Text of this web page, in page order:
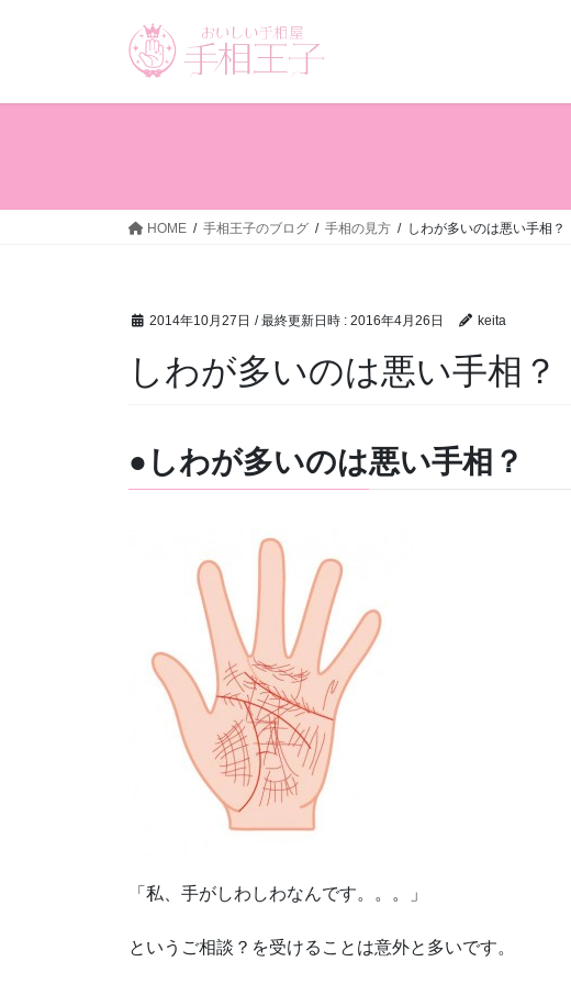
HOME 手相王子のブログ 手相の見方 しわが多いのは悪い手相？
2014年10月27日 / 最終更新日時 : 2016年4月26日 keita
しわが多いのは悪い手相？
●しわが多いのは悪い手相？
「私、手がしわしわなんです。。。」
というご相談？を受けることは意外と多いです。